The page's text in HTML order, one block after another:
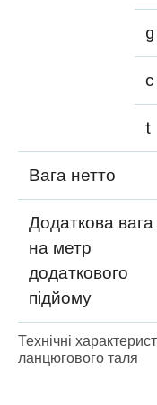
g
с
t
Вага нетто
Додаткова вага
на метр
додаткового
підйому
Технічні
ланцюгового таля